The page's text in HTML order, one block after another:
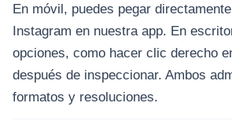
En móvil, puedes pegar
Instagram en nuestra app. En
opciones, como hacer clic derecho
después de inspeccionar. Ambos
formatos y resoluciones.